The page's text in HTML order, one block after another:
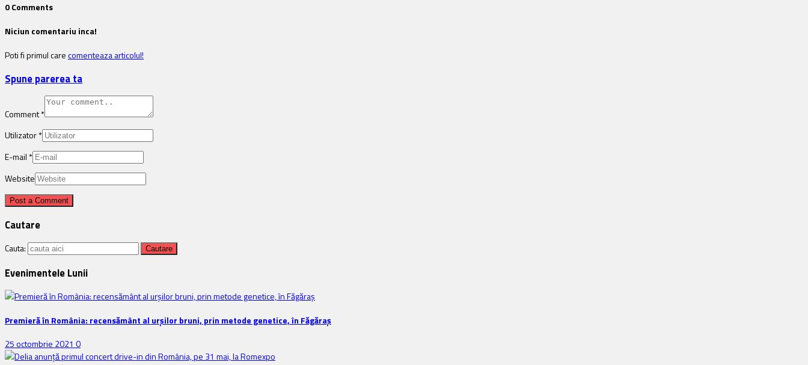
0 Comments
Niciun comentariu inca!
Poti fi primul carecomenteaza articolul!
Spune parerea ta
Comment*
Utilizator*
E-mail *
Website
Cautare
Cauta:
Evenimentele Lunii
Premieră în România: recensământ al urșilor bruni, prin metode genetice, în Făgăraș
25 octombrie 2021 0